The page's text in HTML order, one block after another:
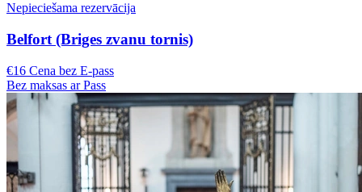
Nepieciešama rezervācija
Belfort (Briges zvanu tornis)
€16 Cena bez E-pass
Bez maksas ar Pass